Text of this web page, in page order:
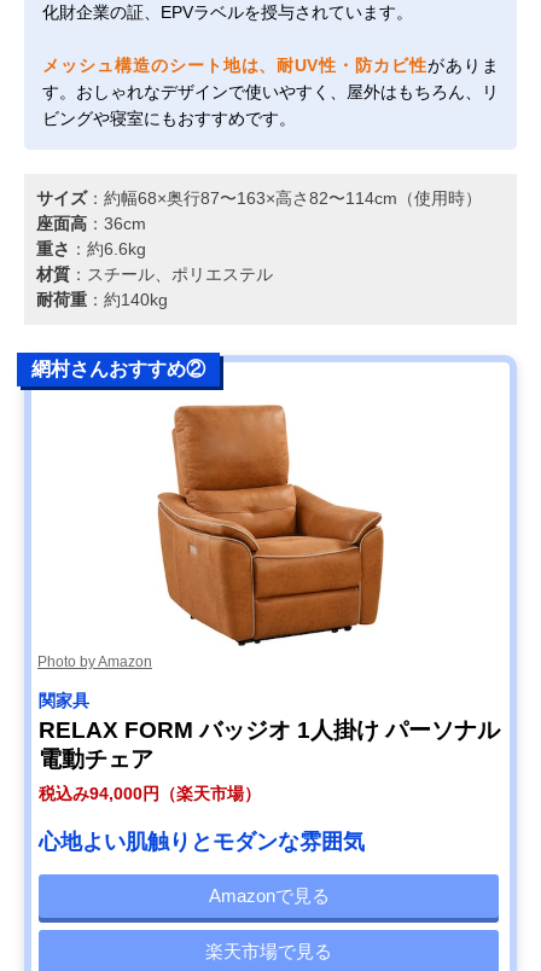
化財企業の証、EPVラベルを授与されています。
メッシュ構造のシート地は、耐UV性・防カビ性がありま
す。おしゃれなデザインで使いやすく、屋外はもちろん、リ
ビングや寝室にもおすすめです。
サイズ：約幅68×奥行87〜163×高さ82〜114cm（使用時）
座面高 ：36cm
重さ ：約6.6kg
材質 ：スチール、ポリエステル
耐荷重 ：約140kg
網村さんおすすめ②
Photo by Amazon
関家具
RELAX FORM バッジオ 1人掛け パーソナル
電動チェア
税込み94,000円（楽天市場）
心地よい肌触りとモダンな雰囲気
Amazonで見る
楽天市場で見る